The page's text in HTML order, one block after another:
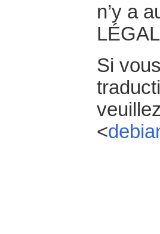
n’y a
Si
<